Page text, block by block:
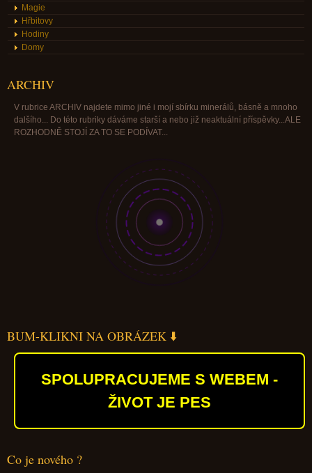
Magie
Hřbitovy
Hodiny
Domy
ARCHIV
V rubrice ARCHIV najdete mimo jiné i mojí sbírku minerálů, básně a mnoho
dalšího... Do této rubriky dáváme starší a nebo již neaktuální příspěvky...ALE
ROZHODNĚ STOJÍ ZA TO SE PODÍVAT...
BUM-KLIKNI NA OBRÁZEK ⬇️
SPOLUPRACUJEME S WEBEM -
ŽIVOT JE PES
Co je nového ?